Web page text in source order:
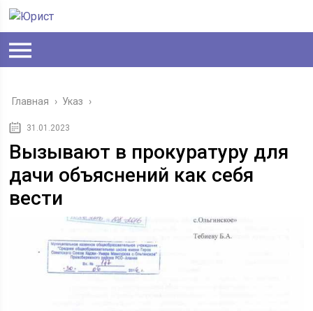
Главная › Указ ›
31.01.2023
Вызывают в прокуратуру для
дачи объяснений как себя
вести